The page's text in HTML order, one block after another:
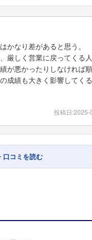
かなり差があると思う。
しく営業に戻ってくる人
が悪かったりしなければ
成績も大きく影響してく
投稿日:2025-
口コミを読む